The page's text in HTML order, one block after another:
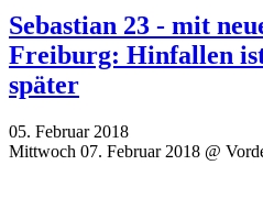
Sebastian 23 - mit
Freiburg: Hinfallen
später
05. Februar 2018
Mittwoch 07. Februar 2018 @